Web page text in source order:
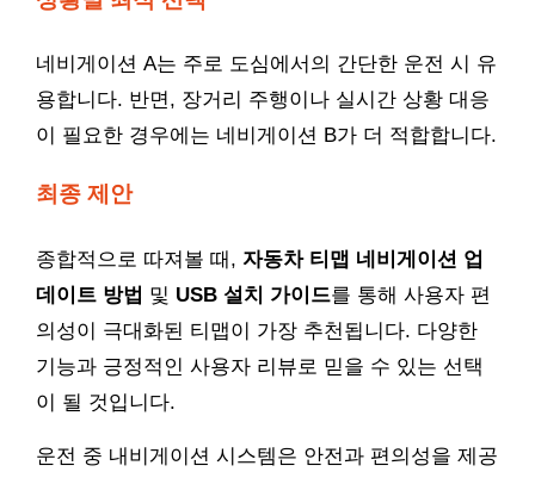
네비게이션 A는 주로 도심에서의 간단한 운전 시 유
용합니다. 반면, 장거리 주행이나 실시간 상황 대응
이 필요한 경우에는 네비게이션 B가 더 적합합니다.
최종 제안
종합적으로 따져볼 때, 자동차 티맵 네비게이션 업
데이트 방법 및 USB 설치 가이드를 통해 사용자 편
의성이 극대화된 티맵이 가장 추천됩니다. 다양한
기능과 긍정적인 사용자 리뷰로 믿을 수 있는 선택
이 될 것입니다.
운전 중 내비게이션 시스템은 안전과 편의성을 제공